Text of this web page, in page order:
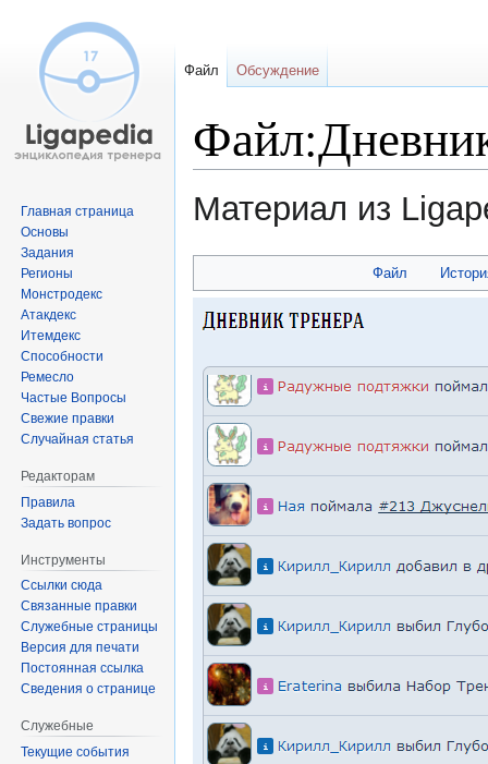
Материал из
к
навигации
к
поиску
Файл
Файл Обсуждение
Главная страница
Основы
Задания
Регионы
Монстродекс
Атакдекс
Итемдекс
Способности
Ремесло
Частые Вопросы
Свежие правки
Случайная статья
Редакторам
Правила
Задать вопрос
Инструменты
Ссылки сюда
Связанные правки
Служебные страницы
Версия для печати
Постоянная ссылка
Сведения о странице
Служебные
Текущие события